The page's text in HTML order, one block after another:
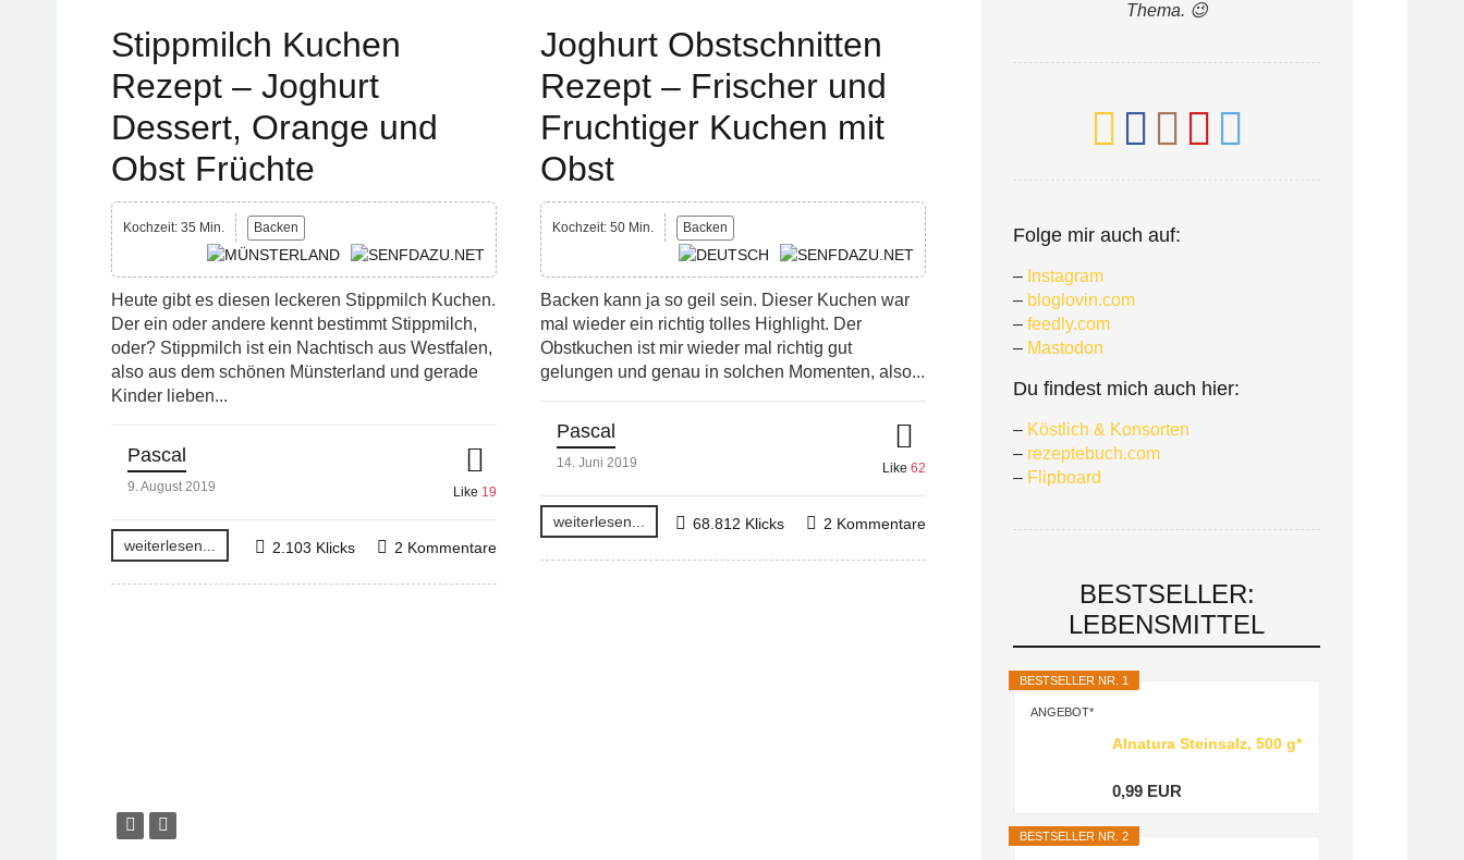
Stippmilch Kuchen
Rezept – Joghurt
Dessert, Orange und
Obst Früchte
Kochzeit: 35 Min. Backen
Heute gibt es diesen leckeren Stippmilch Kuchen.
Der ein oder andere kennt bestimmt Stippmilch,
oder? Stippmilch ist ein Nachtisch aus Westfalen,
also aus dem schönen Münsterland und gerade
Kinder lieben...
Pascal
9. August 2019 Like 19
weiterlesen... 2 Kommentare
2.103 Klicks
Joghurt Obstschnitten
Rezept – Frischer und
Fruchtiger Kuchen mit
Obst
Kochzeit: 50 Min. Backen
Backen kann ja so geil sein. Dieser Kuchen war
mal wieder ein richtig tolles Highlight. Der
Obstkuchen ist mir wieder mal richtig gut
gelungen und genau in solchen Momenten, also...
Pascal
14. Juni 2019 Like 62
weiterlesen... 2 Kommentare
68.812 Klicks
Thema. 😉
Folge mir auch auf:
– Instagram
– bloglovin.com
– feedly.com
– Mastodon
Du findest mich auch hier:
– Köstlich & Konsorten
– rezeptebuch.com
– Flipboard
BESTSELLER:
LEBENSMITTEL
ANGEBOT*
BESTSELLER NR. 1
Alnatura Steinsalz, 500 g*
0,99 EUR
BESTSELLER NR. 2